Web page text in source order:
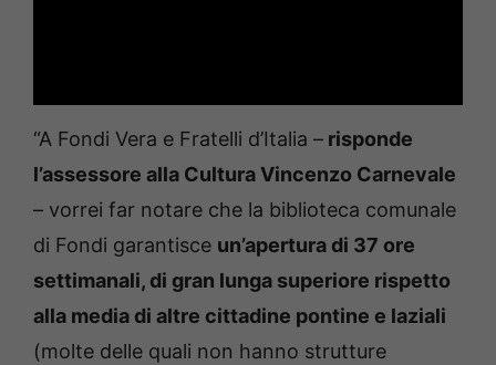
“A Fondi Vera e Fratelli d’Italia – risponde
l’assessore alla Cultura Vincenzo Carnevale
– vorrei far notare che la biblioteca comunale
di Fondi garantisce un’apertura di 37 ore
settimanali, di gran lunga superiore rispetto
alla media di altre cittadine pontine e laziali
(molte delle quali non hanno strutture